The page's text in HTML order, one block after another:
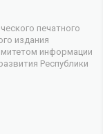
печатного
издания
информации
Республики